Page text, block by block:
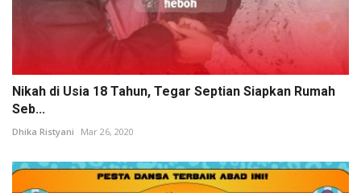
Nikah di Usia 18 Tahun, Tegar Septian Siapkan Rumah
Seb...
Dhika Ristyani Mar 26, 2020